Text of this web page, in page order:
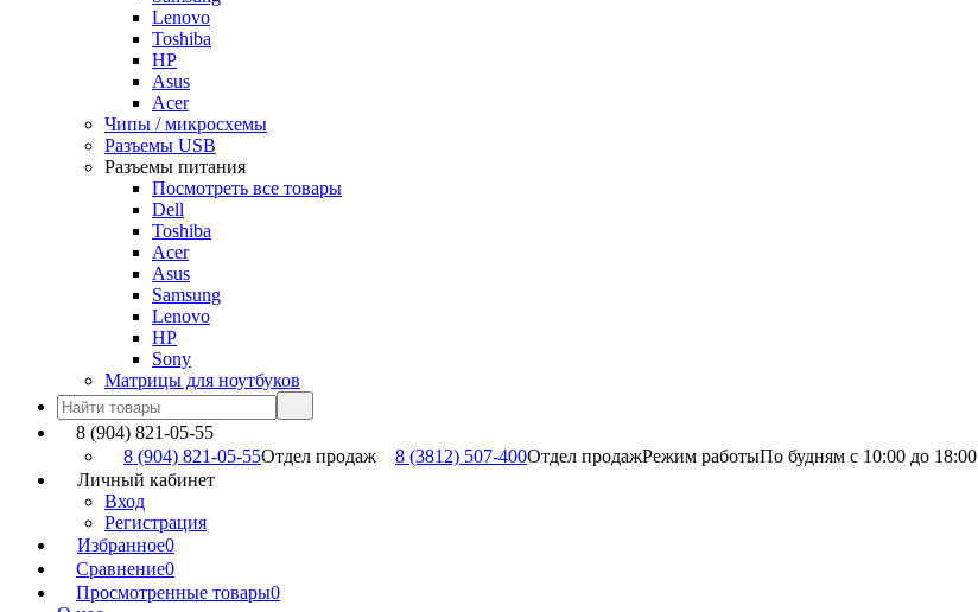
Lenovo
Toshiba
HP
Asus
Acer
Чипы / микросхемы
Разъемы USB
Разъемы питания
Посмотреть все товары
Dell
Toshiba
Acer
Asus
Samsung
Lenovo
HP
Sony
Матрицы для ноутбуков
8 (904) 821-05-55
8 (904) 821-05-55Отдел продаж 8 (3812) 507-400Отдел продажРежим работыПо будням с 10:00 до 18:00
Личный кабинет
Вход
Регистрация
Избранное0
Сравнение0
Просмотренные товары0